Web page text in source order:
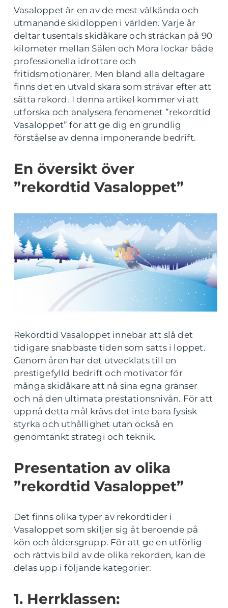
Vasaloppet är en av de mest välkända och
utmanande skidloppen i världen. Varje år
deltar tusentals skidåkare och sträckan på 90
kilometer mellan Sälen och Mora lockar både
professionella idrottare och
fritidsmotionärer. Men bland alla deltagare
finns det en utvald skara som strävar efter att
sätta rekord. I denna artikel kommer vi att
utforska och analysera fenomenet ”rekordtid
Vasaloppet” för att ge dig en grundlig
förståelse av denna imponerande bedrift.
En översikt över
”rekordtid Vasaloppet”
Rekordtid Vasaloppet innebär att slå det
tidigare snabbaste tiden som satts i loppet.
Genom åren har det utvecklats till en
prestigefylld bedrift och motivator för
många skidåkare att nå sina egna gränser
och nå den ultimata prestationsnivån. För att
uppnå detta mål krävs det inte bara fysisk
styrka och uthållighet utan också en
genomtänkt strategi och teknik.
Presentation av olika
”rekordtid Vasaloppet”
Det finns olika typer av rekordtider i
Vasaloppet som skiljer sig åt beroende på
kön och åldersgrupp. För att ge en utförlig
och rättvis bild av de olika rekorden, kan de
delas upp i följande kategorier:
1. Herrklassen: